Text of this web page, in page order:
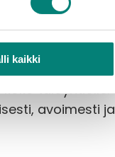
kaikki
paranee. –
perustuva
mitä asiakkaat
taloyhtiölle.
avoimesti ja